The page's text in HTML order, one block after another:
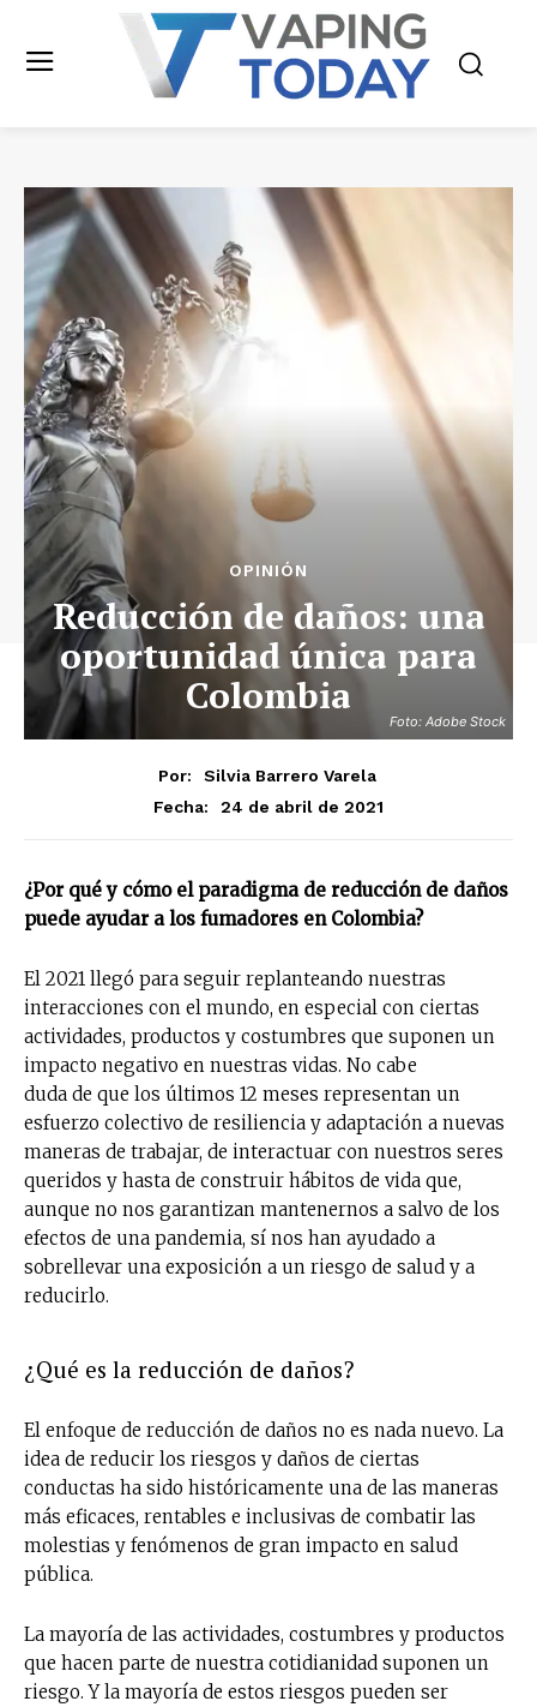
Foto: Adobe Stock
OPINIÓN
Reducción de daños: una
oportunidad única para
Colombia
Por:
Silvia Barrero Varela
Fecha:
24 de abril de 2021
¿Por qué y cómo el paradigma de reducción de daños
puede ayudar a los fumadores en Colombia?
El 2021 llegó para seguir replanteando nuestras
interacciones con el mundo, en especial con ciertas
actividades, productos y costumbres que suponen un
impacto negativo en nuestras vidas. No cabe
duda de que los últimos 12 meses representan un
esfuerzo colectivo de resiliencia y adaptación a nuevas
maneras de trabajar, de interactuar con nuestros seres
queridos y hasta de construir hábitos de vida que,
aunque no nos garantizan mantenernos a salvo de los
efectos de una pandemia, sí nos han ayudado a
sobrellevar una exposición a un riesgo de salud y a
reducirlo.
¿Qué es la reducción de daños?
El enfoque de reducción de daños no es nada nuevo. La
idea de reducir los riesgos y daños de ciertas
conductas ha sido históricamente una de las maneras
más eficaces, rentables e inclusivas de combatir las
molestias y fenómenos de gran impacto en salud
pública.
La mayoría de las actividades, costumbres y productos
que hacen parte de nuestra cotidianidad suponen un
riesgo. Y la mayoría de estos riesgos pueden ser